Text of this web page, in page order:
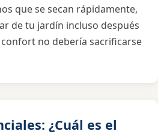
que se secan rápidamente,
de tu jardín incluso después
no debería sacrificarse
¿Cuál es el